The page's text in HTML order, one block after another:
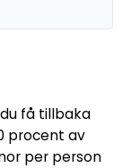
få tillbaka
procent av
per person